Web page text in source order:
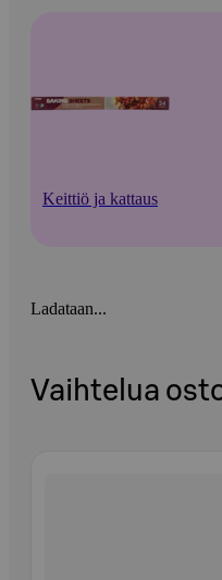
Keittiö ja kattaus
Ladataan...
Vaihtelua